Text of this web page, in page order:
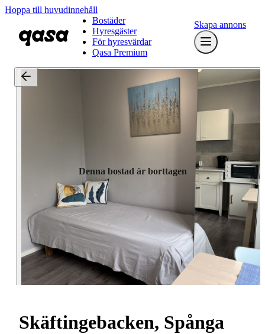
Hoppa till huvudinnehåll
Bostäder
Hyresgäster
För hyresvärdar
Qasa Premium
Skapa annons
Denna bostad är borttagen
Skäftingebacken, Spånga